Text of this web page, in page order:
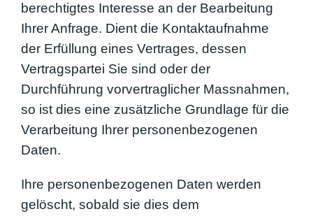
berechtigtes Interesse an der Bearbeitung
Ihrer Anfrage. Dient die Kontaktaufnahme
der Erfüllung eines Vertrages, dessen
Vertragspartei Sie sind oder der
Durchführung vorvertraglicher Massnahmen,
so ist dies eine zusätzliche Grundlage für die
Verarbeitung Ihrer personenbezogenen
Daten.
Ihre personenbezogenen Daten werden
gelöscht, sobald sie dies dem